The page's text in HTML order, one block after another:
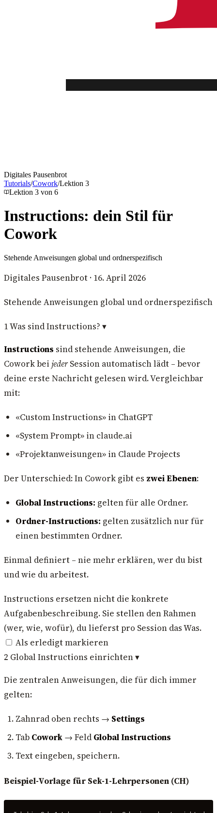
Digitales Pausenbrot
Tutorials/Cowork/Lektion 3
Lektion 3 von 6
Instructions: dein Stil für
Cowork
Stehende Anweisungen global und ordnerspezifisch
Digitales Pausenbrot · 16. April 2026
Stehende Anweisungen global und ordnerspezifisch
1Was sind Instructions? ▾
Instructions sind stehende Anweisungen, die
Cowork bei jederSession automatisch lädt – bevor
deine erste Nachricht gelesen wird. Vergleichbar
mit:
«Custom Instructions» in ChatGPT
«System Prompt» in claude.ai
«Projektanweisungen» in Claude Projects
Der Unterschied: In Cowork gibt es zwei Ebenen:
Global Instructions: gelten für alle Ordner.
Ordner-Instructions: gelten zusätzlich nur für
einen bestimmten Ordner.
Einmal definiert – nie mehr erklären, wer du bist
und wie du arbeitest.
Instructions ersetzen nicht die konkrete
Aufgabenbeschreibung. Sie stellen den Rahmen
(wer, wie, wofür), du lieferst pro Session das Was.
Als erledigt markieren
2 Global Instructions einrichten▾
Die zentralen Anweisungen, die für dich immer
gelten:
Zahnrad oben rechts → Settings
Tab Cowork → Feld Global Instructions
Text eingeben, speichern.
Beispiel-Vorlage für Sek-1-Lehrpersonen (CH)